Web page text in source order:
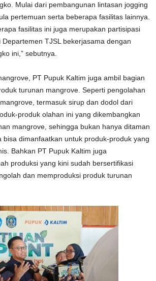
Mulai dari pembangunan lintasan jogging
pertemuan serta beberapa fasilitas lainnya.
fasilitas ini juga merupakan partisipasi
Departemen TJSL bekerjasama dengan
ini,” sebutnya.
PT Pupuk Kaltim juga ambil bagian
turunan mangrove. Seperti pengolahan
termasuk sirup dan dodol dari
produk olahan ini yang dikembangkan
mangrove, sehingga bukan hanya ditaman
bisa dimanfaatkan untuk produk-produk yang
Bahkan PT Pupuk Kaltim juga
produksi yang kini sudah bersertifikasi
dan memproduksi produk turunan